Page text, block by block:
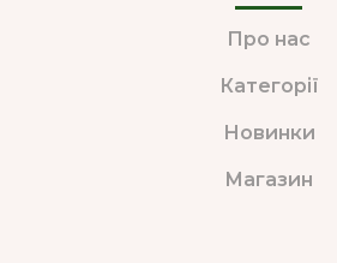
Про нас
Категорії
Новинки
Магазин